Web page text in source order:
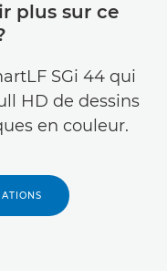
plus sur ce
SGi 44 qui
HD de dessins
en couleur.